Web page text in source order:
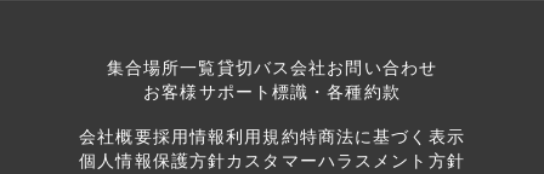
集合場所一覧貸切バス会社お問い合わせ
お客様サポート 標識・各種約款
会社概要採用情報利用規約特商法に基づく表示
個人情報保護方針カスタマーハラスメント方針